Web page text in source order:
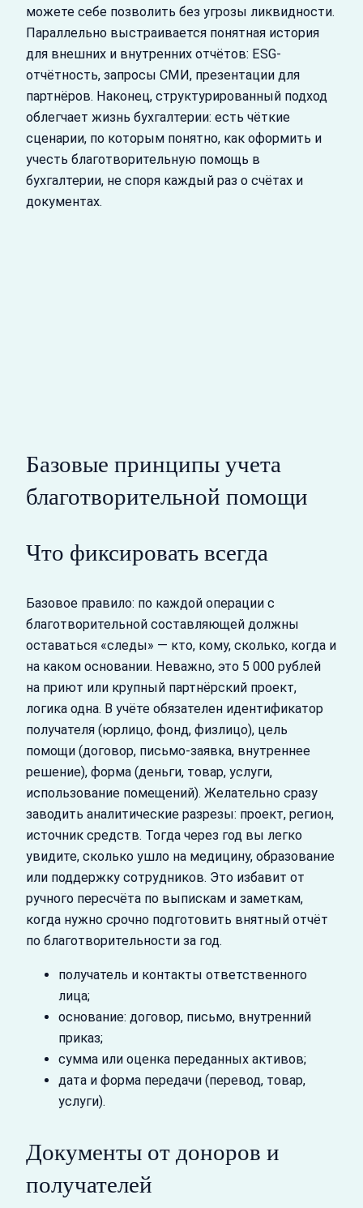
можете себе позволить без угрозы ликвидности.
Параллельно выстраивается понятная история
для внешних и внутренних отчётов: ESG-
отчётность, запросы СМИ, презентации для
партнёров. Наконец, структурированный подход
облегчает жизнь бухгалтерии: есть чёткие
сценарии, по которым понятно, как оформить и
учесть благотворительную помощь в
бухгалтерии, не споря каждый раз о счётах и
документах.
Базовые принципы учета
благотворительной помощи
Что фиксировать всегда
Базовое правило: по каждой операции с
благотворительной составляющей должны
оставаться «следы» — кто, кому, сколько, когда и
на каком основании. Неважно, это 5 000 рублей
на приют или крупный партнёрский проект,
логика одна. В учёте обязателен идентификатор
получателя (юрлицо, фонд, физлицо), цель
помощи (договор, письмо-заявка, внутреннее
решение), форма (деньги, товар, услуги,
использование помещений). Желательно сразу
заводить аналитические разрезы: проект, регион,
источник средств. Тогда через год вы легко
увидите, сколько ушло на медицину, образование
или поддержку сотрудников. Это избавит от
ручного пересчёта по выпискам и заметкам,
когда нужно срочно подготовить внятный отчёт
по благотворительности за год.
получатель и контакты ответственного
лица;
основание: договор, письмо, внутренний
приказ;
сумма или оценка переданных активов;
дата и форма передачи (перевод, товар,
услуги).
Документы от доноров и
получателей